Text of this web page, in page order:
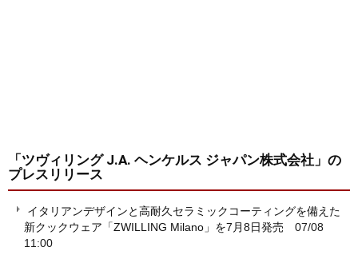
「ツヴィリング J.A. ヘンケルス ジャパン株式会社」 の
プレスリリース
イタリアンデザインと高耐久セラミックコーティングを備えた
新クックウェア「ZWILLING Milano」を7月8日発売 07/08
11:00